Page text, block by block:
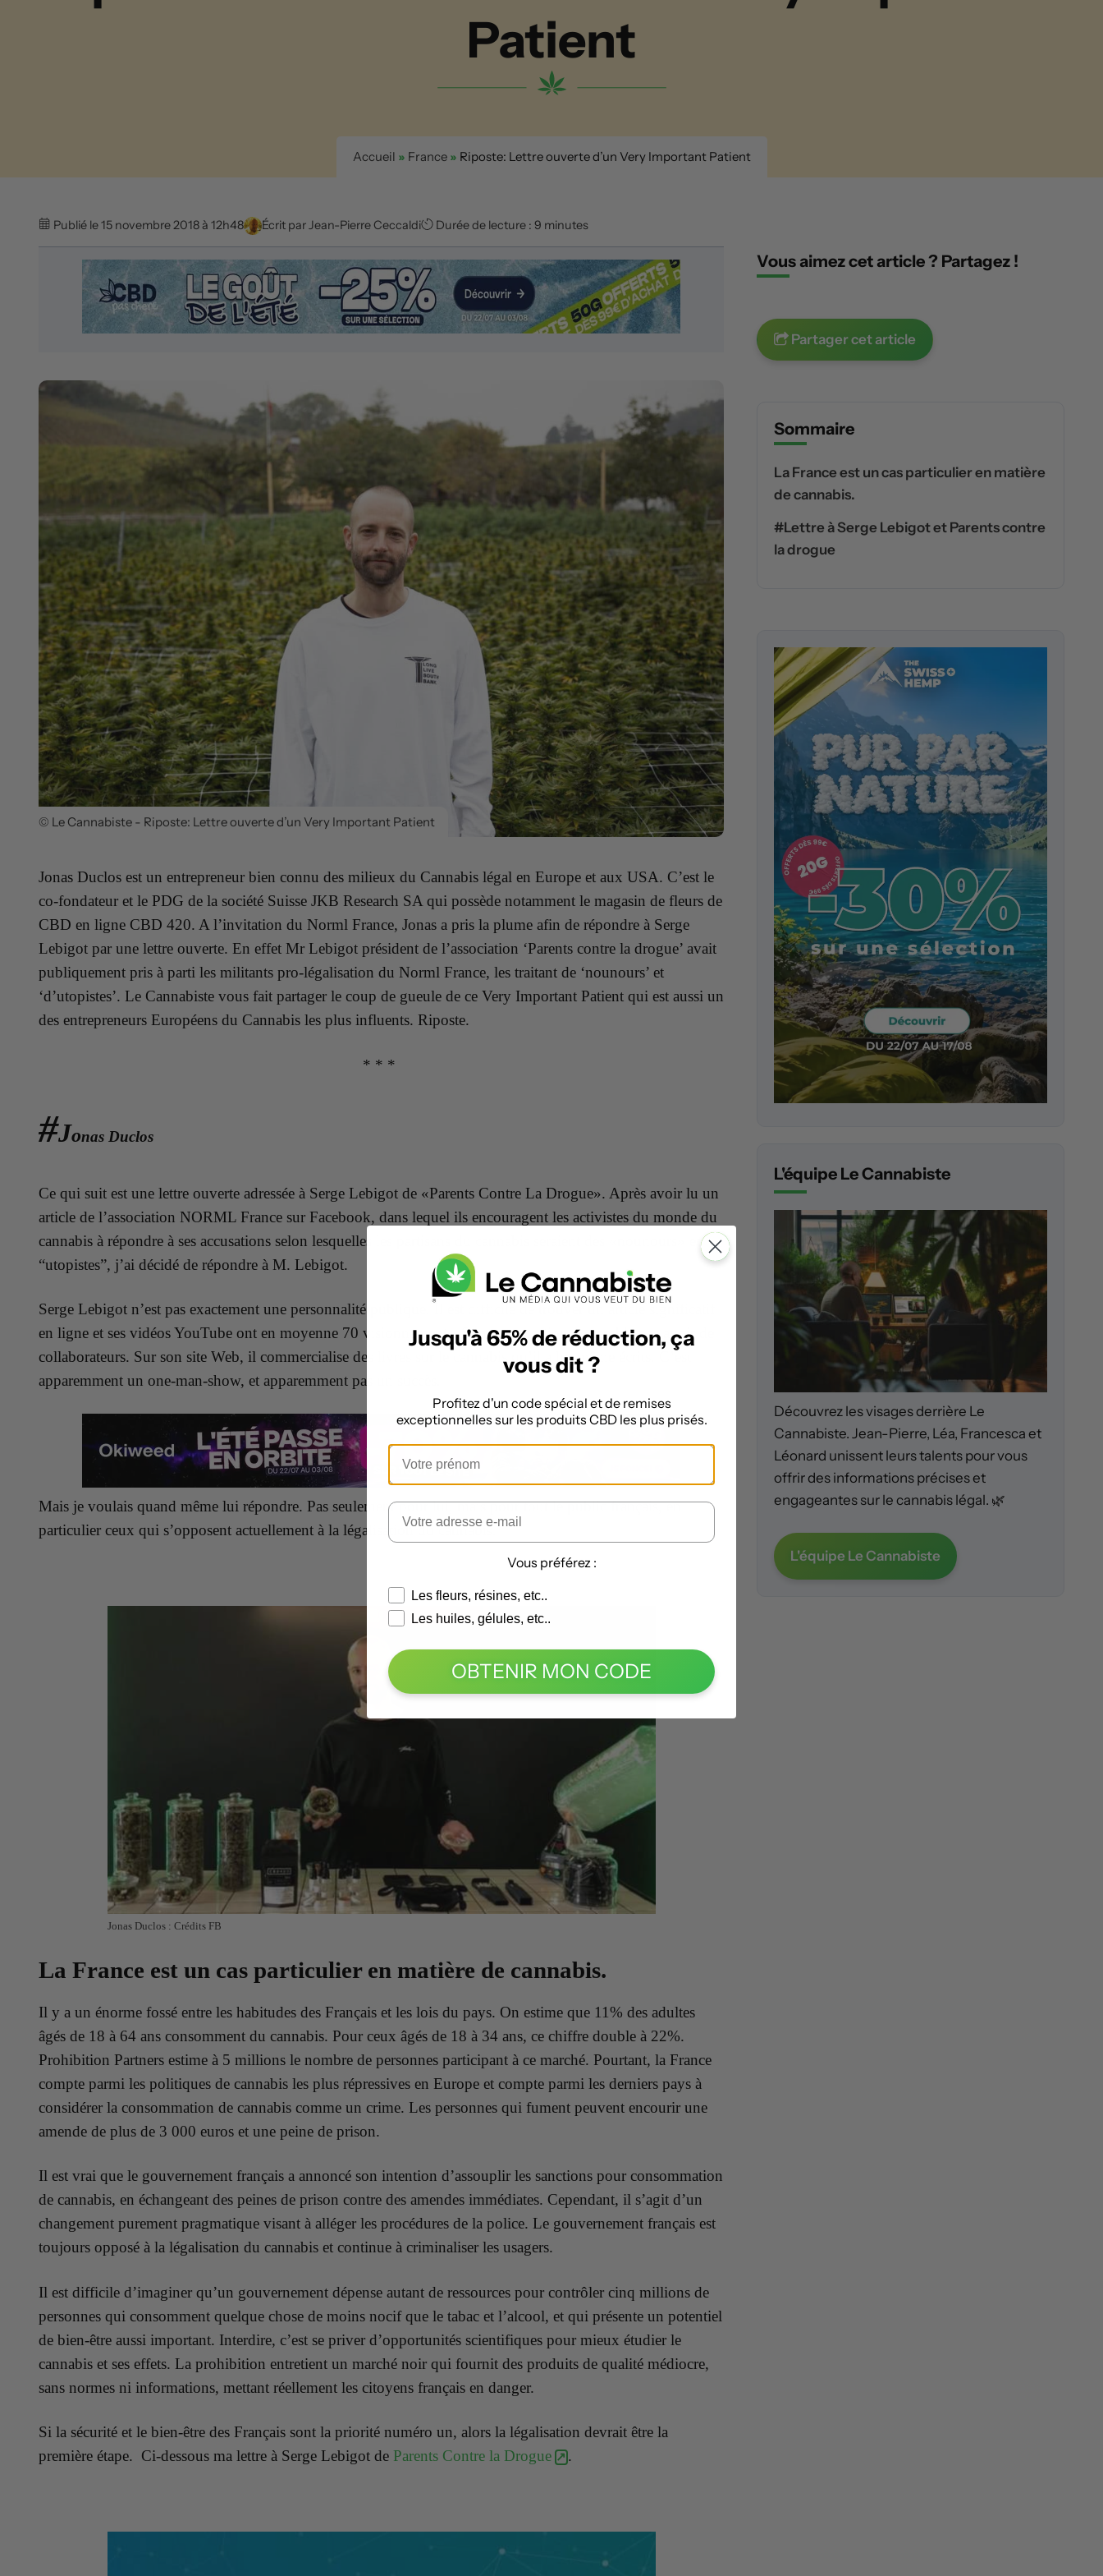
Patient
Accueil » France» Riposte: Lettre ouverte d’un Very Important Patient
Publié le 15 novembre 2018 à 12h48 Écrit parJean-Pierre Ceccaldi Durée de lecture : 9 minutes
© Le Cannabiste - Riposte: Lettre ouverte d’un Very Important Patient
Jonas Duclos est un entrepreneur bien connu des milieux du Cannabis légal en Europe et aux USA. C’est le
co-fondateur et le PDG de la société Suisse JKB Research SA qui possède notamment le magasin de fleurs de
CBD en ligne CBD 420. A l’invitation du Norml France, Jonas a pris la plume afin de répondre à Serge
Lebigot par une lettre ouverte. En effet Mr Lebigot président de l’association ‘Parents contre la drogue’ avait
publiquement pris à parti les militants pro-légalisation du Norml France, les traitant de ‘nounours’ et
‘d’utopistes’. Le Cannabiste vous fait partager le coup de gueule de ce Very Important Patient qui est aussi un
des entrepreneurs Européens du Cannabis les plus influents. Riposte.
* * *
#Jonas Duclos
Ce qui suit est une lettre ouverte adressée à Serge Lebigot de «Parents Contre La Drogue». Après avoir lu un
article de l’association NORML France sur Facebook, dans lequel ils encouragent les activistes du monde du
cannabis à répondre à ses accusations selon lesquelles les partisans du cannabis seraient des «nounours» et
“utopistes”, j’ai décidé de répondre à M. Lebigot.
Serge Lebigot n’est pas exactement une personnalité publique. Il est difficile de trouver un article significatif
en ligne et ses vidéos YouTube ont en moyenne 70 visionnements. Son organisation ne semble pas avoir de
collaborateurs. Sur son site Web, il commercialise des livres sur le cannabis qu’il a lui-même écrits. C’est
apparemment un one-man-show, et apparemment pas un succès.
Mais je voulais quand même lui répondre. Pas seulement pour lui, mais pour tout le public français, en
particulier ceux qui s’opposent actuellement à la légalisation du cannabis.
Jonas Duclos : Crédits FB
La France est un cas particulier en matière de cannabis.
Il y a un énorme fossé entre les habitudes des Français et les lois du pays. On estime que 11% des adultes
âgés de 18 à 64 ans consomment du cannabis. Pour ceux âgés de 18 à 34 ans, ce chiffre double à 22%.
Prohibition Partners estime à 5 millions le nombre de personnes participant à ce marché. Pourtant, la France
compte parmi les politiques de cannabis les plus répressives en Europe et compte parmi les derniers pays à
considérer la consommation de cannabis comme un crime. Les personnes qui fument peuvent encourir une
amende de plus de 3 000 euros et une peine de prison.
Il est vrai que le gouvernement français a annoncé son intention d’assouplir les sanctions pour consommation
de cannabis, en échangeant des peines de prison contre des amendes immédiates. Cependant, il s’agit d’un
changement purement pragmatique visant à alléger les procédures de la police. Le gouvernement français est
toujours opposé à la légalisation du cannabis et continue à criminaliser les usagers.
Il est difficile d’imaginer qu’un gouvernement dépense autant de ressources pour contrôler cinq millions de
personnes qui consomment quelque chose de moins nocif que le tabac et l’alcool, et qui présente un potentiel
de bien-être aussi important. Interdire, c’est se priver d’opportunités scientifiques pour mieux étudier le
cannabis et ses effets. La prohibition entretient un marché noir qui fournit des produits de qualité médiocre,
sans normes ni informations, mettant réellement les citoyens français en danger.
Si la sécurité et le bien-être des Français sont la priorité numéro un, alors la légalisation devrait être la
première étape. Ci-dessous ma lettre à Serge Lebigot de Parents Contre la Drogue .
Vous aimez cet article ? Partagez !
Partager cet article
Sommaire
La France est un cas particulier en matière
de cannabis.
#Lettre à Serge Lebigot et Parents contre
la drogue
L'équipe Le Cannabiste
Découvrez les visages derrière Le
Cannabiste. Jean-Pierre, Léa, Francesca et
Léonard unissent leurs talents pour vous
offrir des informations précises et
engageantes sur le cannabis légal. 🌿
L'équipe Le Cannabiste
Jusqu'à 65% de réduction, ça
vous dit ?
Profitez d'un code spécial et de remises
exceptionnelles sur les produits CBD les plus prisés.
Vous préférez :
Les fleurs, résines, etc..
Les huiles, gélules, etc..
OBTENIR MON CODE